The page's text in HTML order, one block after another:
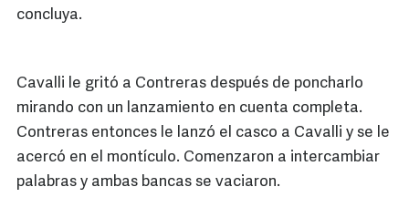
concluya.
Cavalli le gritó a Contreras después de poncharlo
mirando con un lanzamiento en cuenta completa.
Contreras entonces le lanzó el casco a Cavalli y se le
acercó en el montículo. Comenzaron a intercambiar
palabras y ambas bancas se vaciaron.